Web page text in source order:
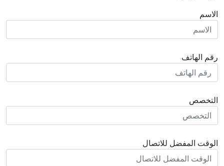
الاسم
رقم الهاتف
التخصص
الوقت المفضل للاتصال